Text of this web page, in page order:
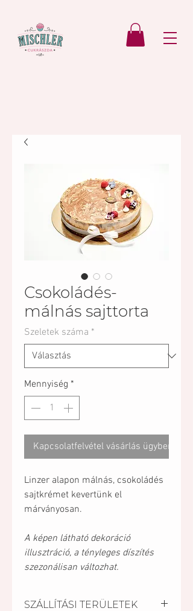
Csokoládés-
málnás sajttorta
Szeletek száma *
Mennyiség *
Kapcsolatfelvétel vásárlás ügyben
Linzer alapon málnás, csokoládés
sajtkrémet kevertünk el
márványosan.
A képen látható dekoráció
illusztráció, a tényleges díszítés
szezonálisan változhat.
SZÁLLÍTÁSI TERÜLETEK